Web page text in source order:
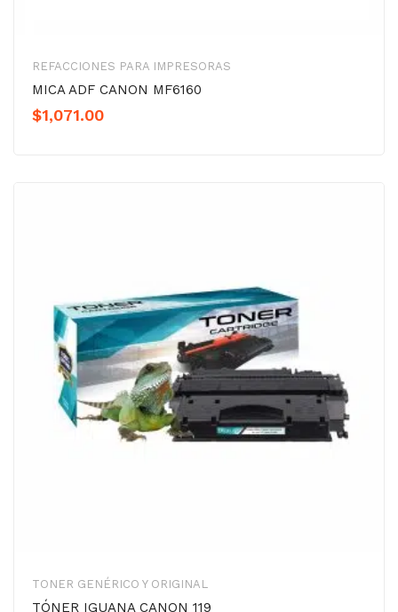
REFACCIONES PARA IMPRESORAS
MICA ADF CANON MF6160
$1,071.00
TONER GENÉRICO Y ORIGINAL
TÓNER IGUANA CANON 119